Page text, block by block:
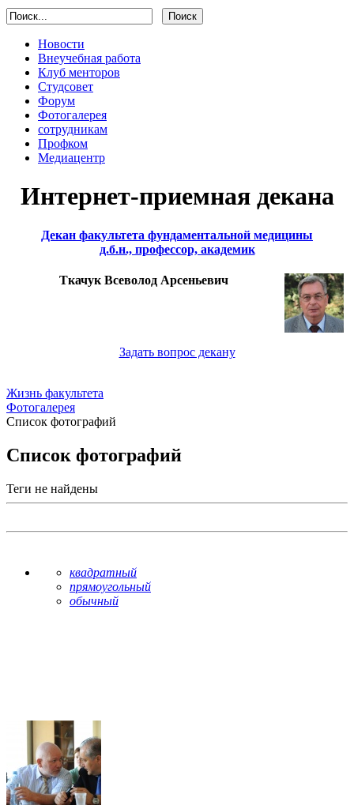
Новости
Внеучебная работа
Клуб менторов
Студсовет
Форум
Фотогалерея
сотрудникам
Профком
Медиацентр
Интернет-приемная декана
Декан факультета фундаментальной медицины
д.б.н., профессор, академик
Ткачук Всеволод Арсеньевич
Задать вопрос декану
Жизнь факультета
Фотогалерея
Список фотографий
Список фотографий
Теги не найдены
квадратный
прямоугольный
обычный